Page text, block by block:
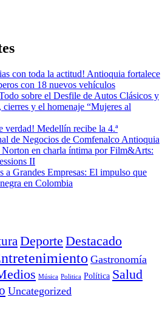
con toda la actitud! Antioquia fortalece
con 18 nuevos vehículos
sobre el Desfile de Autos Clásicos y
y el homenaje “Mujeres al
verdad! Medellín recibe la 4.ª
de Negocios de Comfenalco Antioquia
en charla íntima por Film&Arts:
II
a Grandes Empresas: El impulso que
en Colombia
Deporte Destacado
Gastronomía
Música Politica Política Salud
Uncategorized